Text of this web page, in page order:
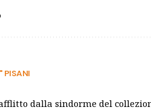
PISANI
dalla sindorme del